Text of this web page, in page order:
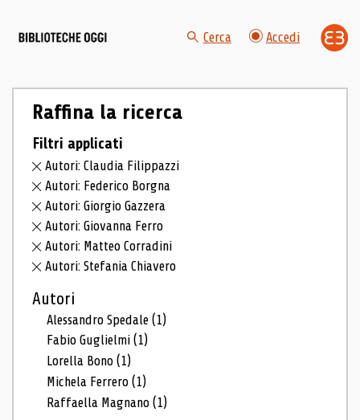
Cerca Accedi
Raffina la ricerca
Filtri applicati
Autori: Claudia Filippazzi
Autori: Federico Borgna
Autori: Giorgio Gazzera
Autori: Giovanna Ferro
Autori: Matteo Corradini
Autori: Stefania Chiavero
Autori
Alessandro Spedale(1)
Fabio Guglielmi(1)
Lorella Bono(1)
Michela Ferrero(1)
Raffaella Magnano(1)